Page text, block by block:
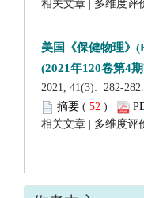
2021, 41(3): 282-282.
(
)